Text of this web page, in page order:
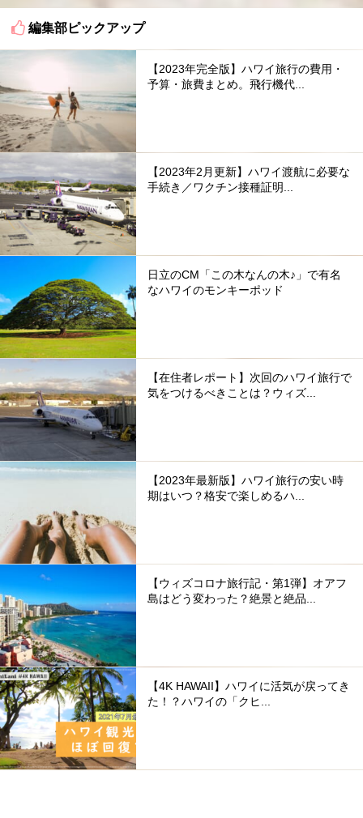
編集部ピックアップ
【2023年完全版】ハワイ旅行の費用・
予算・旅費まとめ。飛行機代...
【2023年2月更新】ハワイ渡航に必要な
手続き／ワクチン接種証明...
日立のCM「この木なんの木♪」で有名
なハワイのモンキーポッド
【在住者レポート】次回のハワイ旅行で
気をつけるべきことは？ウィズ...
【2023年最新版】ハワイ旅行の安い時
期はいつ？格安で楽しめるハ...
【ウィズコロナ旅行記・第1弾】オアフ
島はどう変わった？絶景と絶品...
【4K HAWAII】ハワイに活気が戻ってき
た！？ハワイの「クヒ...